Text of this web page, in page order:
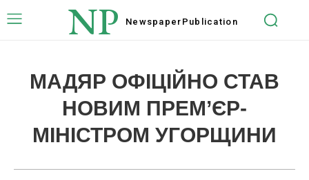
NP Newspaper Publication
МАДЯР ОФІЦІЙНО СТАВ
НОВИМ ПРЕМ’ЄР-
МІНІСТРОМ УГОРЩИНИ